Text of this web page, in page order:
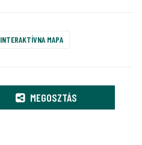
INTERAKTÍVNA MAPA
MEGOSZTÁS